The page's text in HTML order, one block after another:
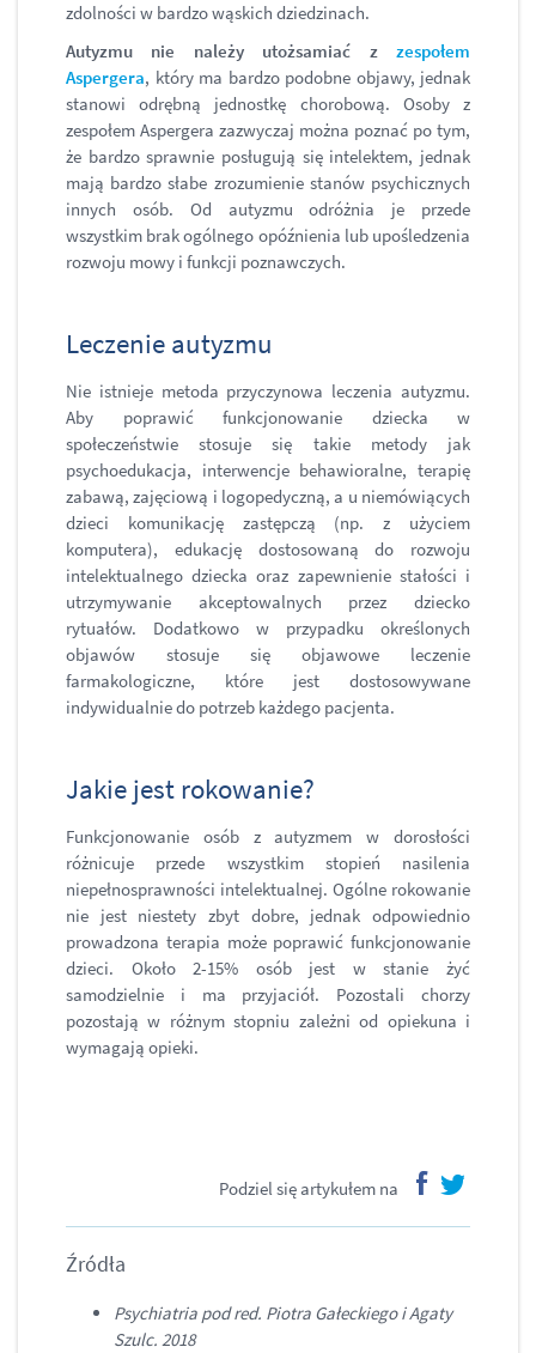
zdolności w bardzo wąskich dziedzinach.
Autyzmu nie należy utożsamiać z zespołem
Aspergera, który ma bardzo podobne objawy, jednak
stanowi odrębną jednostkę chorobową. Osoby z
zespołem Aspergera zazwyczaj można poznać po tym,
że bardzo sprawnie posługują się intelektem, jednak
mają bardzo słabe zrozumienie stanów psychicznych
innych osób. Od autyzmu odróżnia je przede
wszystkim brak ogólnego opóźnienia lub upośledzenia
rozwoju mowy i funkcji poznawczych.
Leczenie autyzmu
Nie istnieje metoda przyczynowa leczenia autyzmu.
Aby poprawić funkcjonowanie dziecka w
społeczeństwie stosuje się takie metody jak
psychoedukacja, interwencje behawioralne, terapię
zabawą, zajęciową i logopedyczną, a u niemówiących
dzieci komunikację zastępczą (np. z użyciem
komputera), edukację dostosowaną do rozwoju
intelektualnego dziecka oraz zapewnienie stałości i
utrzymywanie akceptowalnych przez dziecko
rytuałów. Dodatkowo w przypadku określonych
objawów stosuje się objawowe leczenie
farmakologiczne, które jest dostosowywane
indywidualnie do potrzeb każdego pacjenta.
Jakie jest rokowanie?
Funkcjonowanie osób z autyzmem w dorosłości
różnicuje przede wszystkim stopień nasilenia
niepełnosprawności intelektualnej. Ogólne rokowanie
nie jest niestety zbyt dobre, jednak odpowiednio
prowadzona terapia może poprawić funkcjonowanie
dzieci. Około 2-15% osób jest w stanie żyć
samodzielnie i ma przyjaciół. Pozostali chorzy
pozostają w różnym stopniu zależni od opiekuna i
wymagają opieki.
Podziel się artykułem na
Źródła
Psychiatria pod red. Piotra Gałeckiego i Agaty
Szulc. 2018